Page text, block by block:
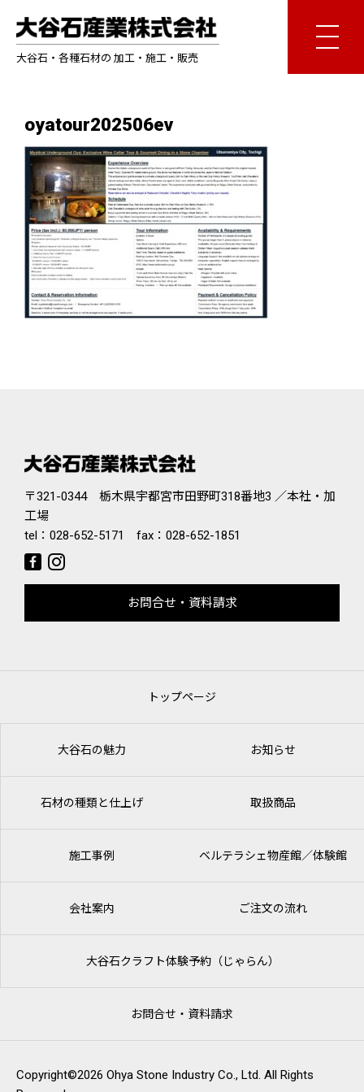
大谷石・各種石材の 加工・施工・販売
oyatour202506ev
〒321-0344 栃木県宇都宮市田野町318番地3 ／本社・加
工場
tel： 028-652-5171 fax：028-652-1851
お問合せ・資料請求
トップページ
大谷石の魅力 お知らせ
石材の種類と仕上げ 取扱商品
施工事例 ベルテラシェ物産館／体験館
会社案内 ご注文の流れ
大谷石クラフト体験予約（じゃらん）
お問合せ・資料請求
Copyright©2026 Ohya Stone Industry Co., Ltd. All Rights